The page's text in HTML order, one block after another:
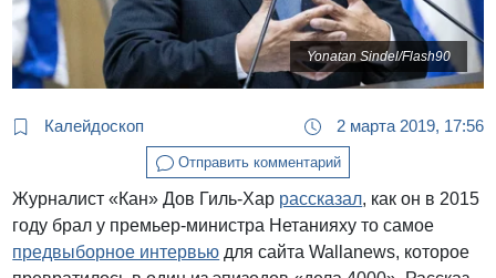
Yonatan Sindel/Flash90
Калейдоскоп 2 марта 2019, 17:56
Отправить комментарий
Журналист «Кан» Дов Гиль-Хар рассказал, как он в 2015
году брал у премьер-министра Нетанияху то самое
предвыборное интервью для сайта Wallanews, которое